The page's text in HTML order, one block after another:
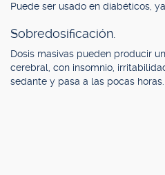
Puede ser usado en diabéticos,
Sobredosificación.
Dosis masivas pueden producir
cerebral, con insomnio,
sedante y pasa a las pocas horas.